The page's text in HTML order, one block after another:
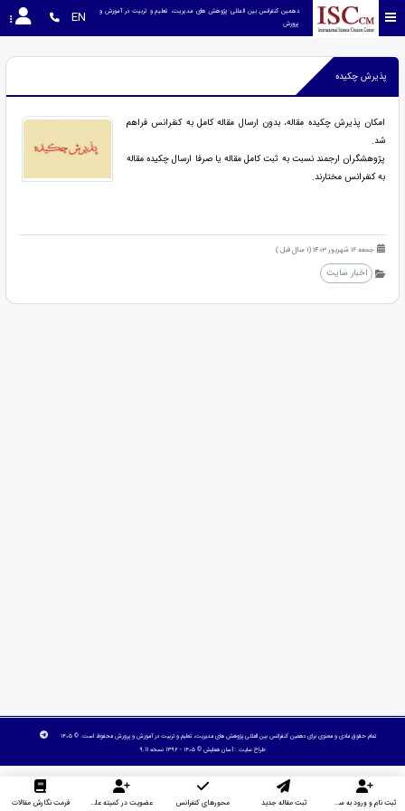
پرورش
EN
پذیرش چکیده
امکان پذیرش چکیده مقاله، بدون ارسال مقاله کامل به کنفرانس فراهم
شد.
پژوهشگران ارجمند نسبت به ثبت کامل مقاله یا صرفا ارسال چکیده مقاله
به کنفرانس مختارند.
جمعه 16 شهریور 1403 (1 سال قبل )
اخبار سایت
تمام حقوق مادی و معنوی برای دهمین کنفرانس بین المللی پژوهش های مدیریت، تعلیم و تربیت در آموزش و پرورش محفوظ است. © ۱۴۰۵
طراح سایت :آسان همایش © ۱۴۰۵ - 1392 نسخه 9.11
ثبت نام و ورود به سایت ثبت مقاله جدید محورهای کنفرانس عضویت در کمیته علمی داوران فرمت نگارش مقالات